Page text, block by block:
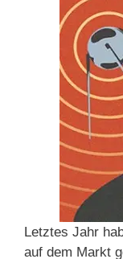
Letztes Jahr
auf dem Markt